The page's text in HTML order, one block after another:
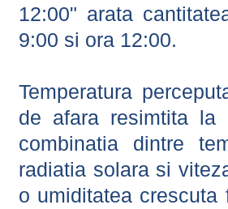
12:00" arata
9:00 si ora 12:00.
Temperatura
de afara resimtita la
combinatia dintre
radiatia solara si
o umiditatea